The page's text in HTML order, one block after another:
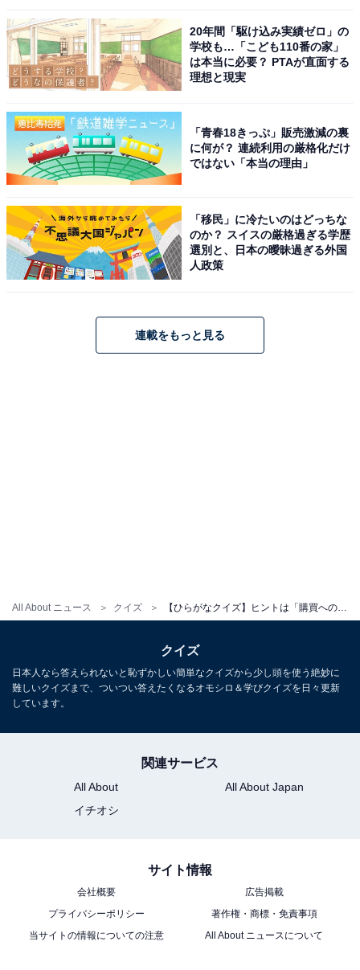
All About ニュース クイズ
20年間「駆け込み実績ゼロ」の
学校も…「こども110番の家」
は本当に必要？ PTAが直面する
理想と現実
「青春18きっぷ」販売激減の裏
に何が？ 連続利用の厳格化だけ
ではない「本当の理由」
「移民」に冷たいのはどっちな
のか？ スイスの厳格過ぎる学歴
選別と、日本の曖昧過ぎる外国
人政策
連載をもっと見る
クイズ
日本人なら答えられないと恥ずかしい簡単なクイズから少し頭を使う絶妙に
難しいクイズまで、ついつい答えたくなるオモシロ＆学びクイズを日々更新
しています。
関連サービス
All About
All About Japan
イチオシ
サイト情報
会社概要
広告掲載
プライバシーポリシー
著作権・商標・免責事項
当サイトの情報についての注意
All About ニュースについて